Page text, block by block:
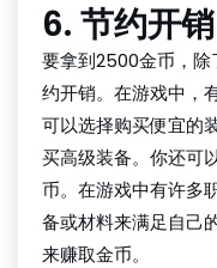
6. 节约开销
要拿到2500金币，
约开销。在游戏中，
可以选择购买便宜的
买高级装备。你还可
币。在游戏中有许多
备或材料来满足自己
来赚取金币。